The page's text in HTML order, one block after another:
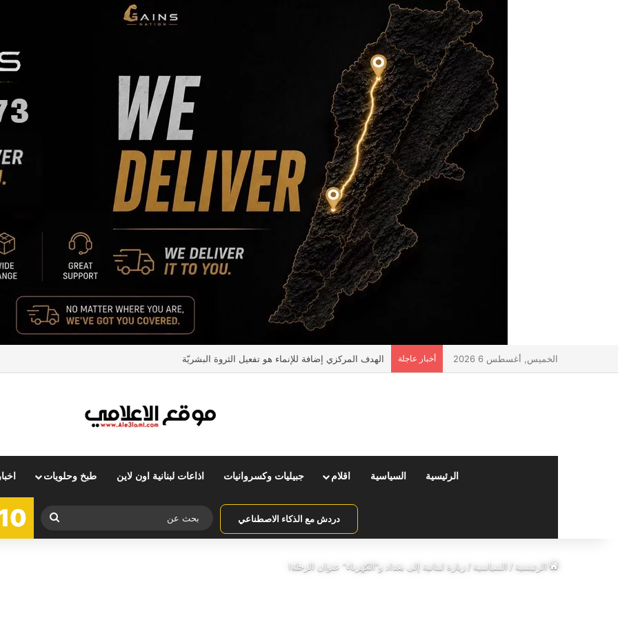
الخميس, أغسطس 6 2026 أخبار عاجلة الهدف المركزي إضافة للإنماء هو تفعيل الثروة البشريّة
الرئيسية السياسية اقلام جبيليات وكسروانيات اذاعات لبنانية اون لاين طبخ وحلويات
دردش مع الذكاء الاصطناعي
بحث
عن
الرئيسية/ السياسية/زيارة لبنانية إلى بغداد و”الكهرباء” عنوان الرحلة!